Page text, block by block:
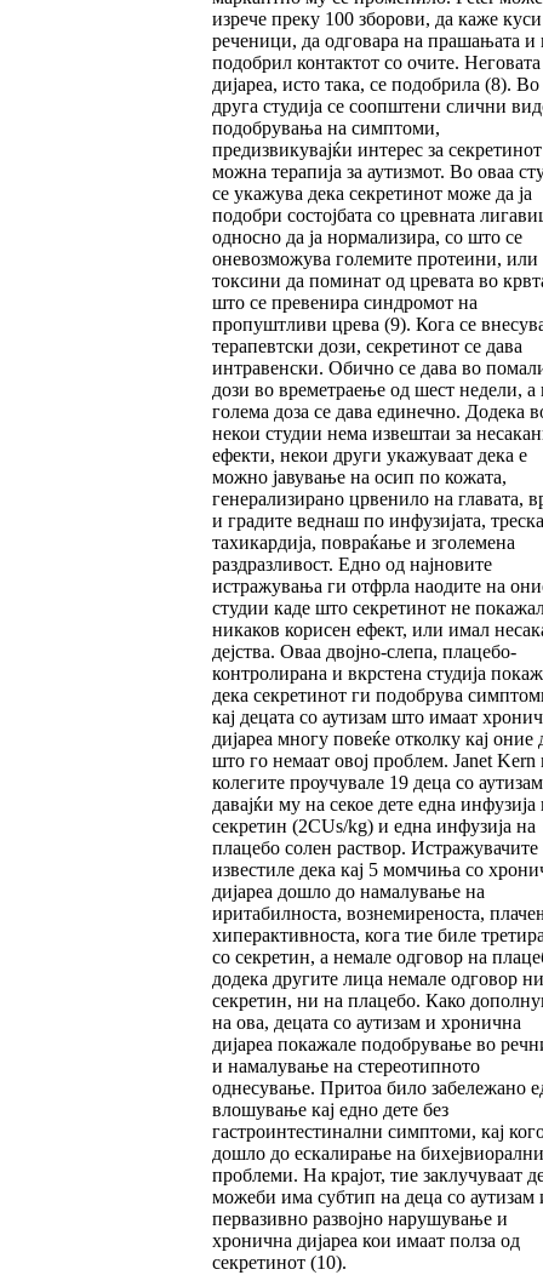
изрече преку 100 зборови, да каже куси
реченици, да одговара на прашањата и
подобрил контактот со очите. Неговата
дијареа, исто така, се подобрила (8). Во
друга студија се соопштени слични
подобрувања на симптоми,
предизвикувајќи интерес за
можна терапија за аутизмот. Во оваа
се укажува дека секретинот може да ја
подобри состојбата со цревната
односно да ја нормализира, со што се
оневозможува големите протеини, или
токсини да поминат од цревата во
што се превенира синдромот на
пропуштливи црева (9). Кога се
терапевтски дози, секретинот се дава
интравенски. Обично се дава во
дози во времетраење од шест недели, а
голема доза се дава единечно. Додека
некои студии нема извештаи за
ефекти, некои други укажуваат дека е
можно јавување на осип по кожата,
генерализирано црвенило на главата,
и градите веднаш по инфузијата,
тахикардија, повраќање и зголемена
раздразливост. Едно од најновите
истражувања ги отфрла наодите на
студии каде што секретинот не
никаков корисен ефект, или имал
дејства. Оваа двојно-слепа, плацебо-
контролирана и вкрстена студија
дека секретинот ги подобрува
кај децата со аутизам што имаат
дијареа многу повеќе отколку кај оние
што го немаат овој проблем. Janet Kern
колегите проучувале 19 деца со аутизам
давајќи му на секое дете една инфузија
секретин (2CUs/kg) и една инфузија на
плацебо солен раствор. Истражувачите
известиле дека кај 5 момчиња со
дијареа дошло до намалување на
иритабилноста, вознемиреноста,
хиперактивноста, кога тие биле
со секретин, а немале одговор на
додека другите лица немале одговор
секретин, ни на плацебо. Како
на ова, децата со аутизам и хронична
дијареа покажале подобрување во
и намалување на стереотипното
однесување. Притоа било забележано
влошување кај едно дете без
гастроинтестинални симптоми, кај
дошло до ескалирање на
проблеми. На крајот, тие заклучуваат
можеби има субтип на деца со аутизам
первазивно развојно нарушување и
хронична дијареа кои имаат полза од
секретинот (10).